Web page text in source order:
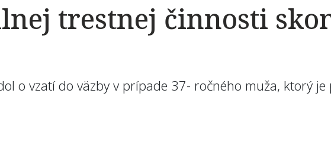
trestnej činnosti
o vzatí do väzby v prípade 37- ročného muža, ktorý je